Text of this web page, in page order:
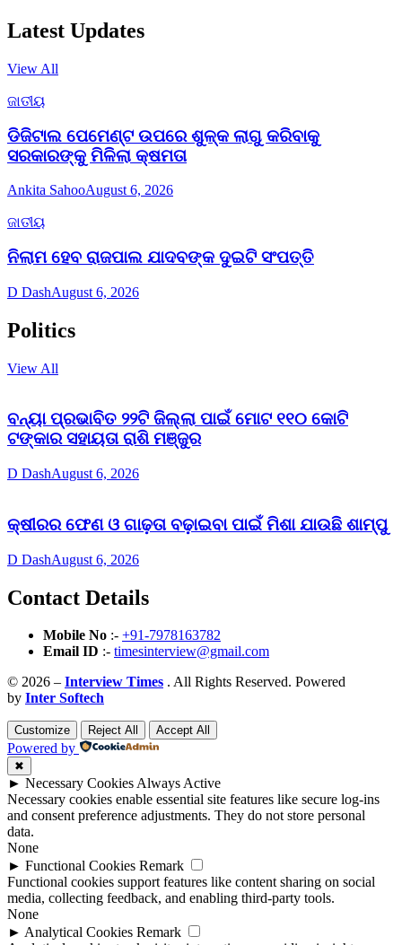
Latest Updates
View All
ଜାତୀୟ
ଡିଜିଟାଲ ପେମେଣ୍ଟ ଉପରେ ଶୁଳ୍କ ଲାଗୁ କରିବାକୁ
ସରକାରଙ୍କୁ ମିଳିଲା କ୍ଷମତା
Ankita SahooAugust 6, 2026
ଜାତୀୟ
ନିଲାମ ହେବ ରାଜପାଲ ଯାଦବଙ୍କ ଦୁଇଟି ସଂପତ୍ତି
D DashAugust 6, 2026
Politics
View All
ବନ୍ୟା ପ୍ରଭାବିତ ୨୨ଟି ଜିଲ୍ଲା ପାଇଁ ମୋଟ ୧୧୦ କୋଟି
ଟଙ୍କାର ସହାୟତା ରାଶି ମଞ୍ଜୁର
D DashAugust 6, 2026
କ୍ଷୀରର ଫେଣ ଓ ଗାଢ଼ତା ବଢ଼ାଇବା ପାଇଁ ମିଶା ଯାଉଛି ଶାମ୍ପୁ
D DashAugust 6, 2026
Contact Details
Mobile No :- +91-7978163782
Email ID :- timesinterview@gmail.com
© 2026 – Interview Times . All Rights Reserved. Powered
by Inter Softech
Customize Reject All Accept All
Powered by
✖
► Necessary CookiesAlways Active
Necessary cookies enable essential site features like secure log-ins
and consent preference adjustments. They do not store personal
data.
None
► Functional Cookies Remark
Functional cookies support features like content sharing on social
media, collecting feedback, and enabling third-party tools.
None
► Analytical Cookies Remark